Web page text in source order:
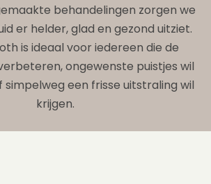
behandelingen zorgen we
er helder, glad en gezond uitziet.
is ideaal voor iedereen die de
ongewenste puistjes wil
een frisse uitstraling wil
krijgen.